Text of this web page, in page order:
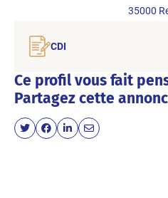
35000
CDI
Ce profil vous fait
Partagez cette